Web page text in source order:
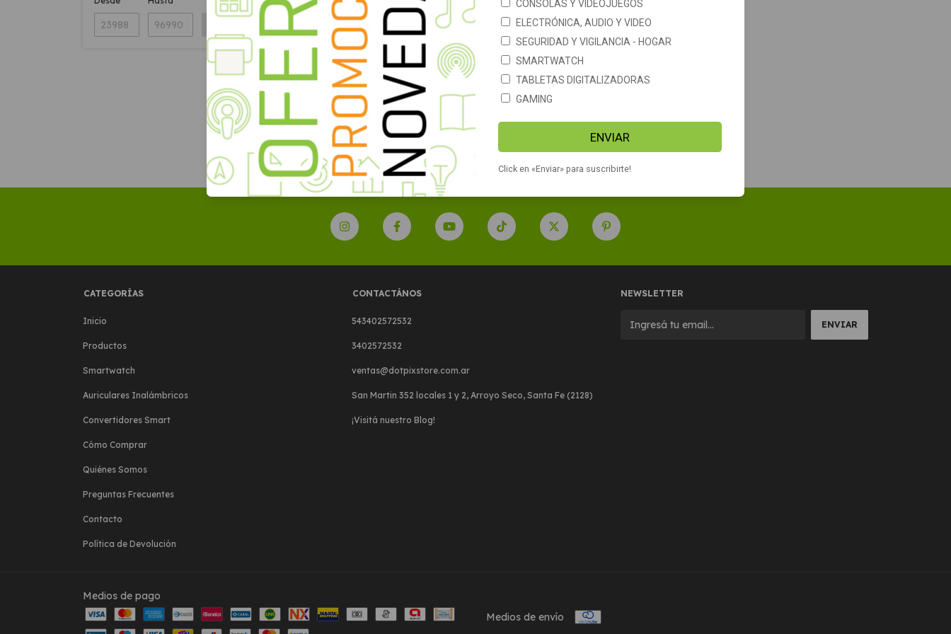
Google Chromecast 3
Conversor Smart Tv
Cromecast Chrome Cast
$23.988
Convertidor Smart Google
CATEGORÍAS
Inicio
Productos
Smartwatch
Auriculares Inalámbricos
Convertidores Smart
Cómo Comprar
Quiénes Somos
Preguntas Frecuentes
Contacto
Política de Devolución
CONTACTÁNOS
543402572532
3402572532
ventas@dotpixstore.com.ar
San Martin 352 locales 1 y 2, Arroyo Seco, Santa Fe (2128)
¡Visitá nuestro Blog!
NEWSLETTER
Medios de pago
Medios de envío
CONSOLAS Y VIDEOJUEGOS
ELECTRÓNICA, AUDIO Y VIDEO
SEGURIDAD Y VIGILANCIA - HOGAR
SMARTWATCH
TABLETAS DIGITALIZADORAS
GAMING
ENVIAR
Click en «Enviar» para suscribirte!